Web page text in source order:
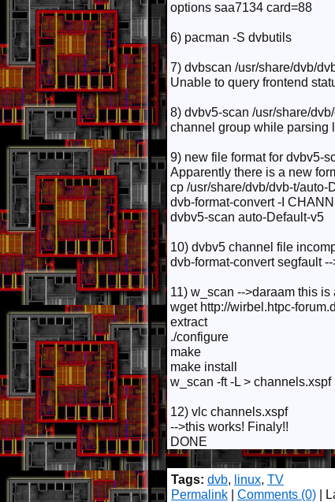
options saa7134 card=88
6) pacman -S dvbutils
7) dvbscan /usr/share/dvb/
Unable to query frontend
8) dvbv5-scan /usr/share/
channel group while parsing
9) new file format for dvbv5-
Apparently there is a new
cp /usr/share/dvb/dvb-t/auto-
dvb-format-convert -I
dvbv5-scan auto-Default-v5
10) dvbv5 channel file
dvb-format-convert segfault
11) w_scan -->daraam this
wget http://wirbel.htpc-
extract
./configure
make
make install
w_scan -ft -L > channels.xspf
12) vlc channels.xspf
-->this works! Finaly!!
DONE
Tags: dvb, linux, TV
Permalink
Comments (0) |